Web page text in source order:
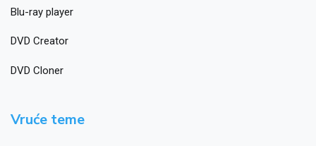
Blu-ray player
DVD Creator
DVD Cloner
Vruće teme